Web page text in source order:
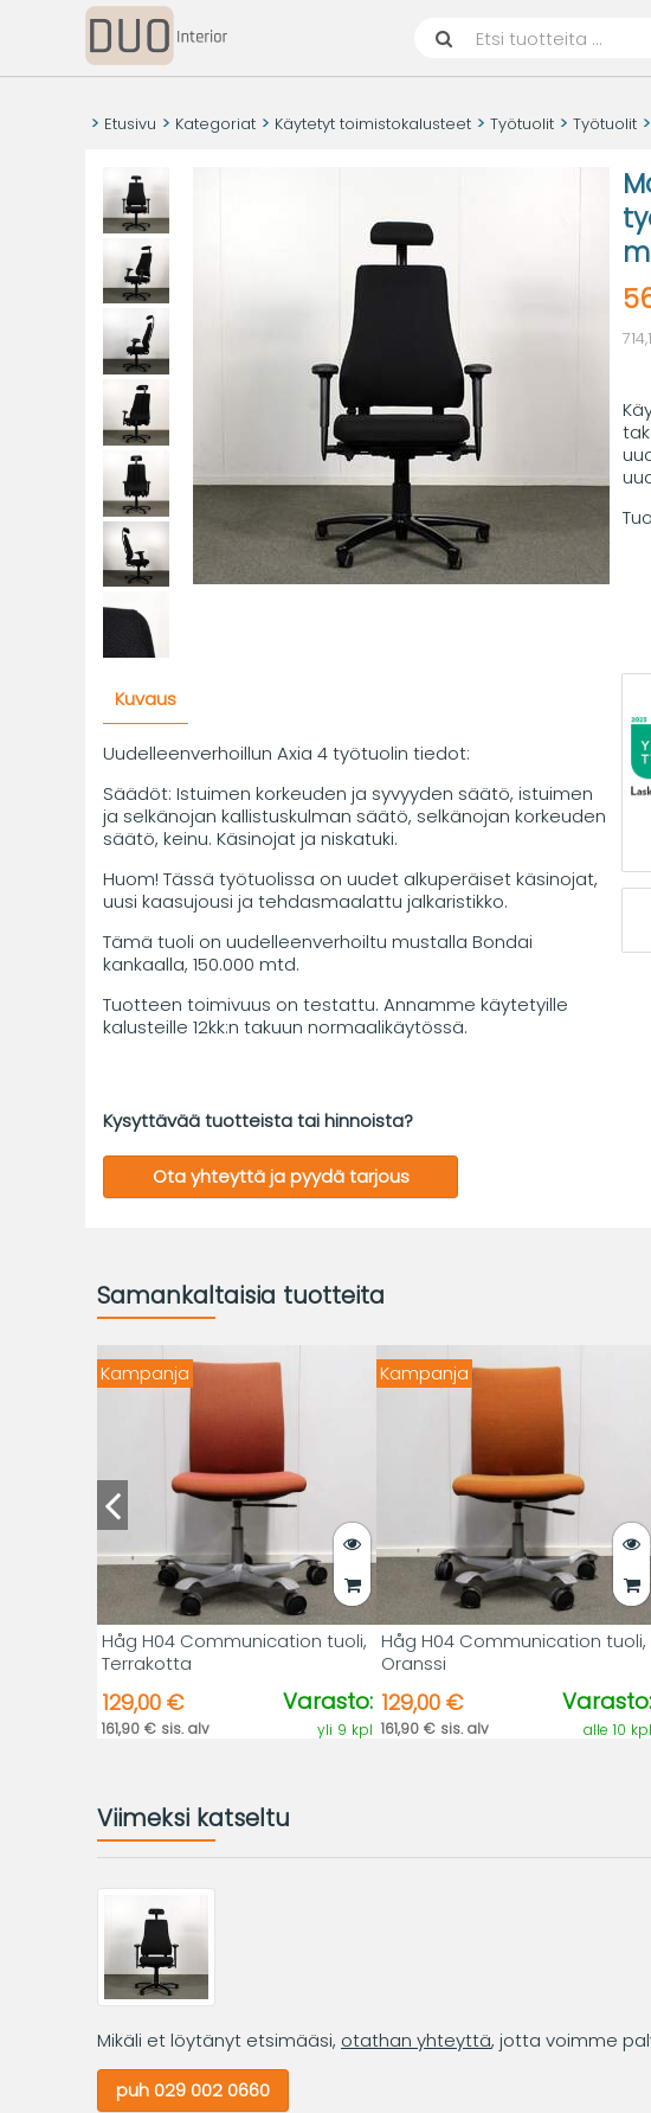
Etusivu Kategoriat Käytetyt toimistokalusteet Työtuolit Työtuolit
Kuvaus
Uudelleenverhoillun Axia 4 työtuolin tiedot:
Säädöt: Istuimen korkeuden ja syvyyden säätö, istuimen
ja selkänojan kallistuskulman säätö, selkänojan korkeuden
säätö, keinu. Käsinojat ja niskatuki.
Huom! Tässä työtuolissa on uudet alkuperäiset käsinojat,
uusi kaasujousi ja tehdasmaalattu jalkaristikko.
Tämä tuoli on uudelleenverhoiltu mustalla Bondai
kankaalla, 150.000 mtd.
Tuotteen toimivuus on testattu. Annamme käytetyille
kalusteille 12kk:n takuun normaalikäytössä.
Kysyttävää tuotteista tai hinnoista?
Ota yhteyttä ja pyydä tarjous
Samankaltaisia tuotteita
Kampanja
Håg H04 Communication tuoli,
Terrakotta
129,00 €
161,90 € sis. alv
Varasto:
yli 9 kpl
Kampanja
Håg H04 Communication tuoli,
Oranssi
129,00 €
161,90 € sis. alv
Varasto:
alle 10 kpl
Viimeksi katseltu
Mikäli et löytänyt etsimääsi, otathan yhteyttä, jotta voimme
puh 029 002 0660